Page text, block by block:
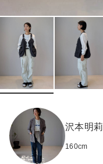
沢本明莉
160cm